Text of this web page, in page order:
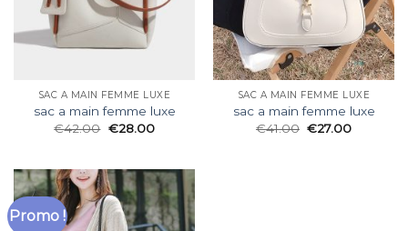
SAC A MAIN FEMME LUXE
sac a main femme luxe
€42.00 €28.00
SAC A MAIN FEMME LUXE
sac a main femme luxe
€41.00 €27.00
Promo !